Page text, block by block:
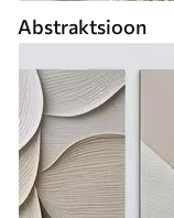
Abstraktsioon